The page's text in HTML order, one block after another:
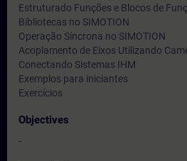
Estruturado Funções e Blocos de
Bibliotecas no SIMOTION
Operação Síncrona no SIMOTION
Acoplamento de Eixos Utilizando
Conectando Sistemas IHM
Exemplos para iniciantes
Exercícios
Objectives
-